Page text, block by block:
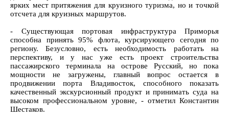
ярких мест притяжения для круизного туризма, но и точкой
отсчета для круизных маршрутов.
- Существующая портовая инфраструктура Приморья
способна принять 95% флота, курсирующего сегодня по
региону. Безусловно, есть необходимость работать на
перспективу, и у нас уже есть проект строительства
пассажирского терминала на острове Русский, но пока
мощности не загружены, главный вопрос остается в
продвижении порта Владивосток, способного показать
качественный экскурсионный продукт и принимать суда на
высоком профессиональном уровне, - отметил Константин
Шестаков.